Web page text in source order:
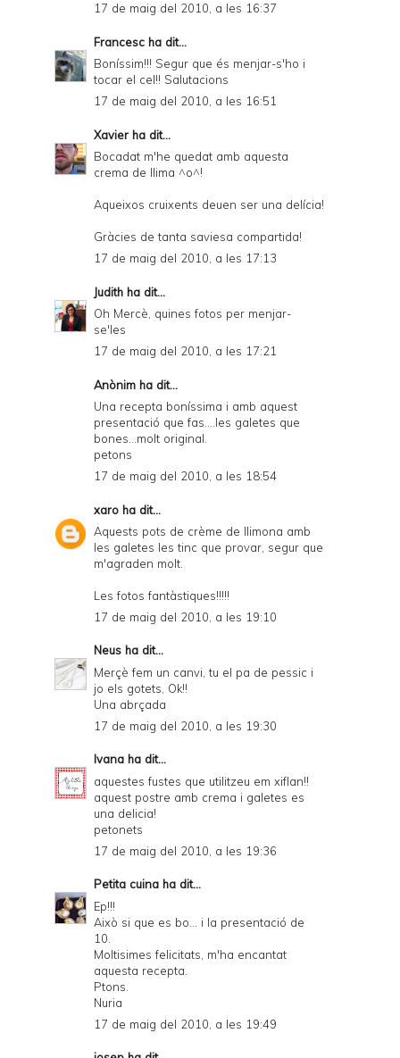
17 de maig del 2010, a les 16:37
Francesc ha dit...
Boníssim!!! Segur que és menjar-s'ho i
tocar el cel!! Salutacions
17 de maig del 2010, a les 16:51
Xavier ha dit...
Bocadat m'he quedat amb aquesta
crema de llima ^o^!
Aqueixos cruixents deuen ser una delícia!
Gràcies de tanta saviesa compartida!
17 de maig del 2010, a les 17:13
Judith ha dit...
Oh Mercè, quines fotos per menjar-
se'les
17 de maig del 2010, a les 17:21
Anònim ha dit...
Una recepta boníssima i amb aquest
presentació que fas....les galetes que
bones...molt original.
petons
17 de maig del 2010, a les 18:54
xaro ha dit...
Aquests pots de crème de llimona amb
les galetes les tinc que provar, segur que
m'agraden molt.
Les fotos fantàstiques!!!!!
17 de maig del 2010, a les 19:10
Neus ha dit...
Merçè fem un canvi, tu el pa de pessic i
jo els gotets, Ok!!
Una abrçada
17 de maig del 2010, a les 19:30
Ivana ha dit...
aquestes fustes que utilitzeu em xiflan!!
aquest postre amb crema i galetes es
una delicia!
petonets
17 de maig del 2010, a les 19:36
Petita cuina ha dit...
Ep!!!
Això si que es bo... i la presentació de
10.
Moltisimes felicitats, m'ha encantat
aquesta recepta.
Ptons.
Nuria
17 de maig del 2010, a les 19:49